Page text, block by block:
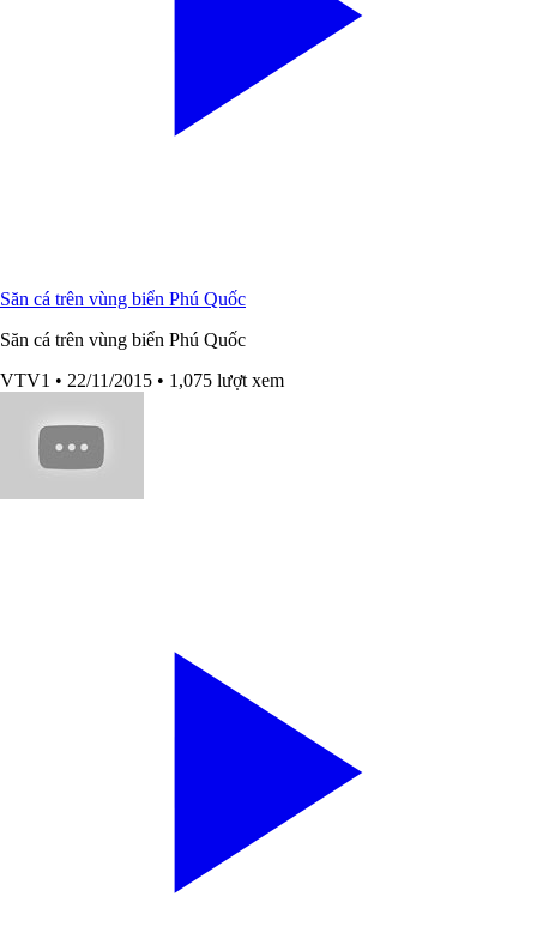
Săn cá trên vùng biển Phú Quốc
Săn cá trên vùng biển Phú Quốc
VTV1 • 22/11/2015 • 1,075 lượt xem